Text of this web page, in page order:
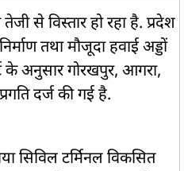
से विस्तार हो रहा है. प्रदेश
तथा मौजूदा हवाई अड्डों
के अनुसार गोरखपुर, आगरा,
दर्ज की गई है.
सिविल टर्मिनल विकसित